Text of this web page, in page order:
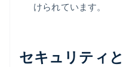
けられています。
セキュリティ